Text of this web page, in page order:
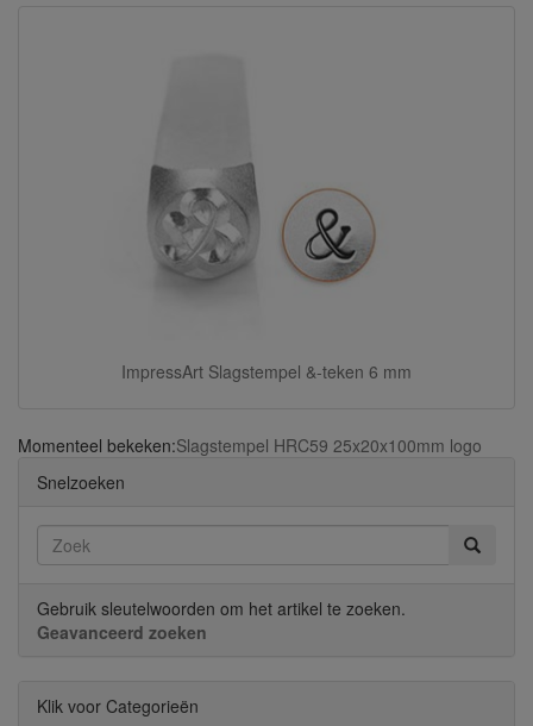
ImpressArt Slagstempel &-teken 6 mm
Momenteel bekeken:Slagstempel HRC59 25x20x100mm logo
Snelzoeken
Gebruik sleutelwoorden om het artikel te zoeken.
Geavanceerd zoeken
Klik voor Categorieën